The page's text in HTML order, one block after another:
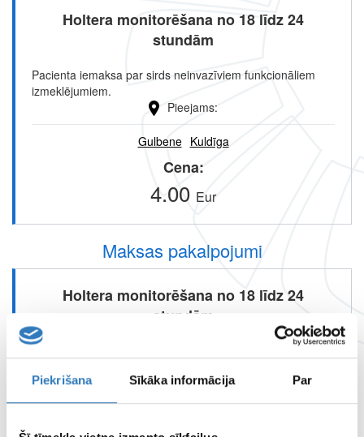
Piekrišana Sīkāka informācija Par
Holtera monitorēšana no 18 līdz 24
stundām
Pacienta iemaksa par sirds neinvazīviem funkcionāliem
izmeklējumiem.
Pieejams
Gulbene Kuldīga
Cena
4.00 Eur
Maksas pakalpojumi
Holtera monitorēšana no 18 līdz 24
stundām
Gulbene Kuldīga